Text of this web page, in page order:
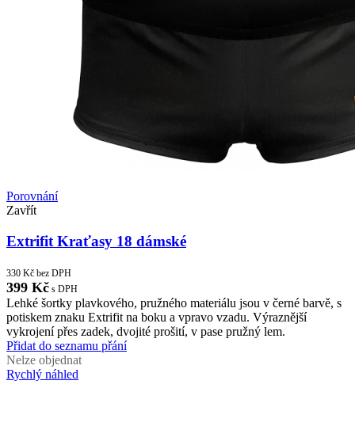
Porovnání
Zavřít
Extrifit Kraťasy 18 dámské
330 Kč bez DPH
399 Kč s DPH
Lehké šortky plavkového, pružného materiálu jsou v černé barvě, s
potiskem znaku Extrifit na boku a vpravo vzadu. Výraznější
vykrojení přes zadek, dvojité prošití, v pase pružný lem.
Přidat do seznamu přání
Nelze objednat
Rychlý náhled